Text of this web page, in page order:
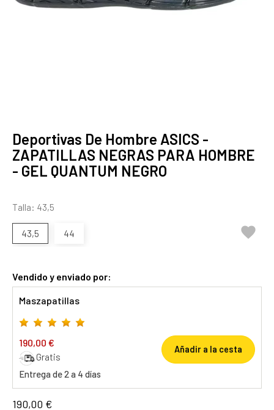
Deportivas De Hombre ASICS -
ZAPATILLAS NEGRAS PARA HOMBRE
- GEL QUANTUM NEGRO
Talla: 43,5
43,5 44 
Vendido y enviado por:
Maszapatillas
190,00 €
Gratis
Entrega de 2 a 4 días
Añadir a la cesta
190,00 €